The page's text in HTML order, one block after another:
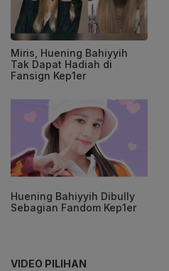
Miris, Huening Bahiyyih
Tak Dapat Hadiah di
Fansign Kep1er
Huening Bahiyyih Dibully
Sebagian Fandom Kep1er
VIDEO PILIHAN